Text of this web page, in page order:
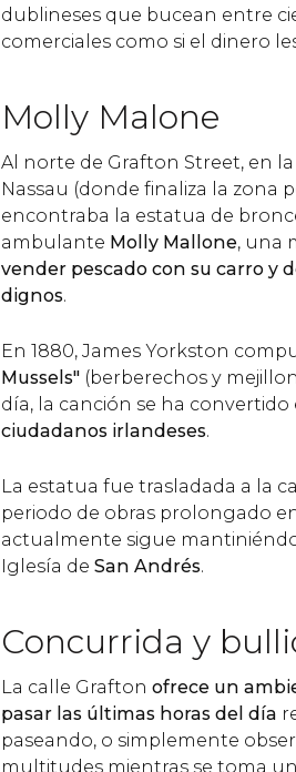
dublineses que bucean entre
comerciales como si el dinero
Molly Malone
Al norte de Grafton Street, en
Nassau (donde finaliza la zona
encontraba la estatua de
ambulante Molly Mallone, una
vender pescado con su carro y
dignos.
En 1880, James Yorkston
Mussels" (berberechos y
día, la canción se ha convertido
ciudadanos irlandeses.
La estatua fue trasladada a la
periodo de obras prolongado
actualmente sigue
Iglesía de San Andrés.
Concurrida y
La calle Grafton ofrece un
pasar las últimas horas del día
paseando, o simplemente
multitudes mientras se toma un